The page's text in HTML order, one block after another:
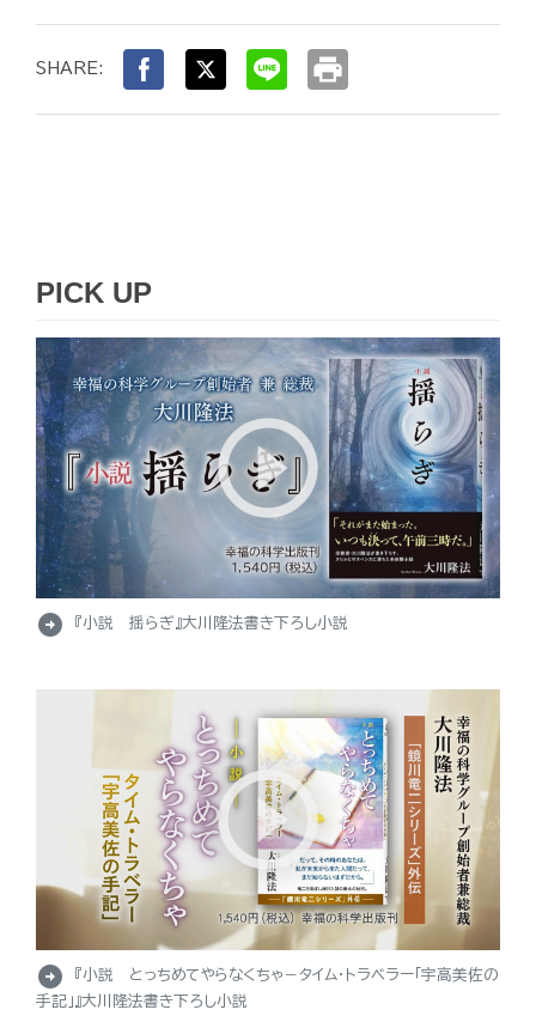
SHARE: print
PICK UP
arrow_circle_right 『小説 揺らぎ』大川隆法書き下ろし小説
arrow_circle_right
『小説 とっちめてやらなくちゃ－タイム・トラベラー「宇高美佐の
手記」』大川隆法書き下ろし小説